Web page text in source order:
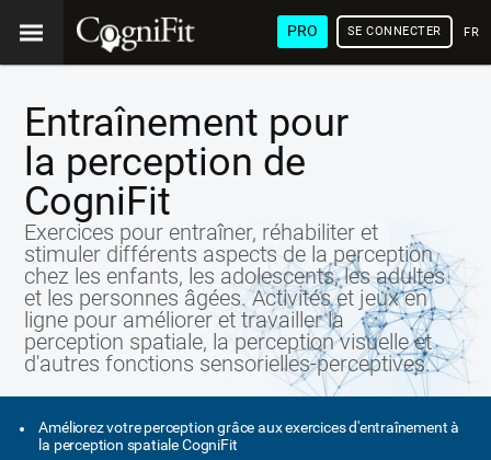
PRO SE CONNECTER
Entraînement pour
la perception de
CogniFit
Exercices pour entraîner, réhabiliter et
stimuler différents aspects de la perception
chez les enfants, les adolescents, les adultes
et les personnes âgées. Activités et jeux en
ligne pour améliorer et travailler la
perception spatiale, la perception visuelle et
d'autres fonctions sensorielles-perceptives.
Améliorez votre perception grâce aux exercices d'entraînement à
la perception spatiale CogniFit